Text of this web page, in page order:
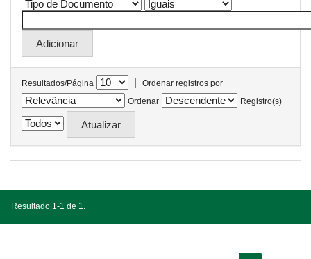
Resultados/Página |
Ordenar registros por
Ordenar
Registro(s)
Resultado 1-1 de 1.